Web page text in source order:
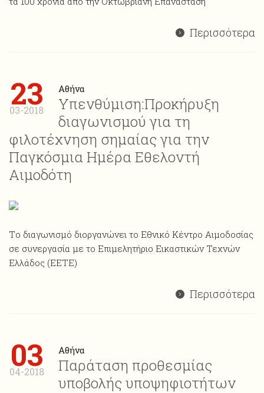
Περισσότερα
23
03-2018
Αθήνα
Υπενθύμιση:Προκήρυξη
διαγωνισμού για τη
φιλοτέχνηση σημαίας για την
Παγκόσμια Ημέρα Εθελοντή
Αιμοδότη
Tο διαγωνισμό διοργανώνει το Εθνικό Κέντρο Αιμοδοσίας
σε συνεργασία με το Επιμελητήριο Εικαστικών Τεχνών
Ελλάδος (EETE)
Περισσότερα
03
04-2018
Αθήνα
Παράταση προθεσμίας
υποβολής υποψηφιοτήτων